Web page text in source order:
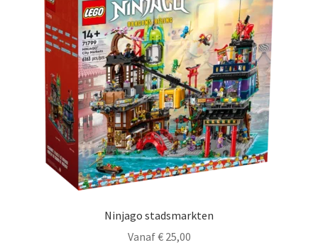
Ninjago stadsmarkten
Vanaf€25,00